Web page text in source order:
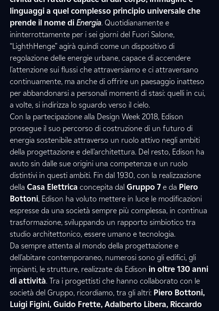
linguaggi a quel complesso principio universale che
prende il nome di Energia. Quotidianamente e
ininterrottamente per i sei giorni del Fuori Salone,
“LighthHenge” agirà quindi come un dispositivo di
regolazione delle energie urbane, capace di accendere
l'attenzione sui flussi che attraversiamo e ci attraversano
continuamente, ma anche di offrire un paesaggio inatteso
per abbandonarsi a personali momenti di stasi: quelli in cui,
a volte, si indirizza lo sguardo verso il cielo.
Con la partecipazione alla Design Week 2018, Edison
prosegue il suo percorso di costruzione di un futuro di
energia sostenibile attraverso un ruolo attivo negli ambiti
della progettazione e dell’architettura. Del resto, Edison ha
avuto sin dalle sue origini una competenza e un ruolo
distintivi in questi ambiti. Fin dal 1930, con la realizzazione
della Casa Elettrica concepita dal Gruppo 7 e da Piero
Bottoni, Edison ha voluto mettere in luce le modificazioni
espresse da una società sempre più complessa, in continua
trasformazione, sviluppando un rapporto simbiotico tra
studio architettonico, essere umano e tecnologia.
Da sempre attenta al mondo della progettazione e
dell’abitare contemporaneo, numerosi sono gli edifici, gli
impianti, le strutture, realizzate da Edison in oltre 130 anni
di attività. Tra i progettisti che hanno collaborato con le
società del Gruppo, ricordiamo, tra gli altri: Piero Bottoni,
Luigi Figini, Guido Frette, Adalberto Libera, Riccardo